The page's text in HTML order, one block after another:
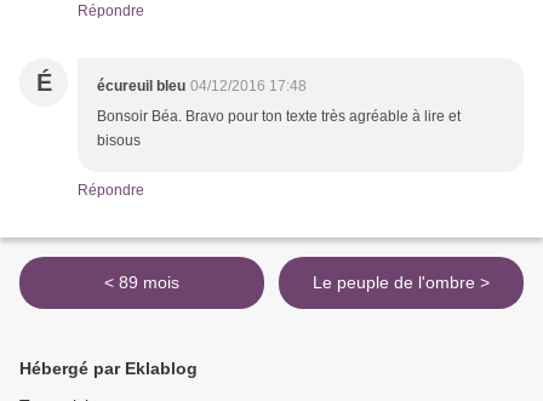
Répondre
É écureuil bleu 04/12/2016 17:48
Bonsoir Béa. Bravo pour ton texte très agréable à lire et
bisous
Répondre
< 89 mois Le peuple de l'ombre >
Hébergé par Eklablog